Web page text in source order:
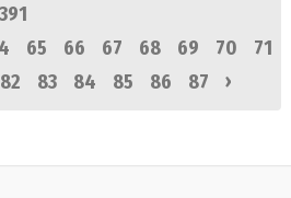
65 66 67 68 69 70
71
82 83 84 85 86 87 ›